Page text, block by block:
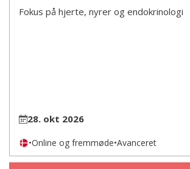
Fokus på hjerte, nyrer og endokrinologi
28. okt 2026
•Online og fremmøde•Avanceret